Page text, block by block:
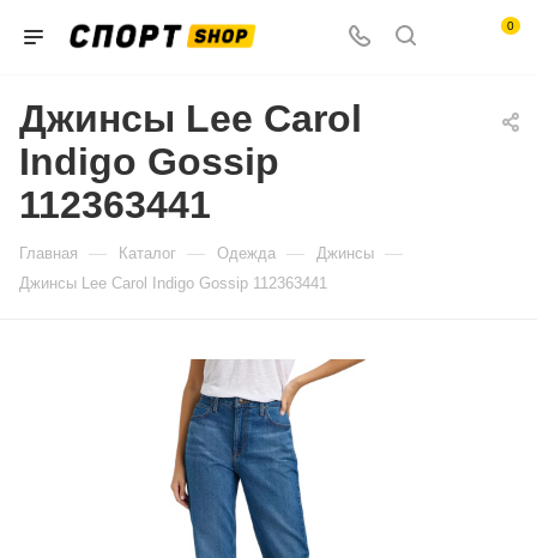
0
Джинсы Lee Carol
Indigo Gossip
112363441
Главная — Каталог — Одежда — Джинсы —
Джинсы Lee Carol Indigo Gossip 112363441